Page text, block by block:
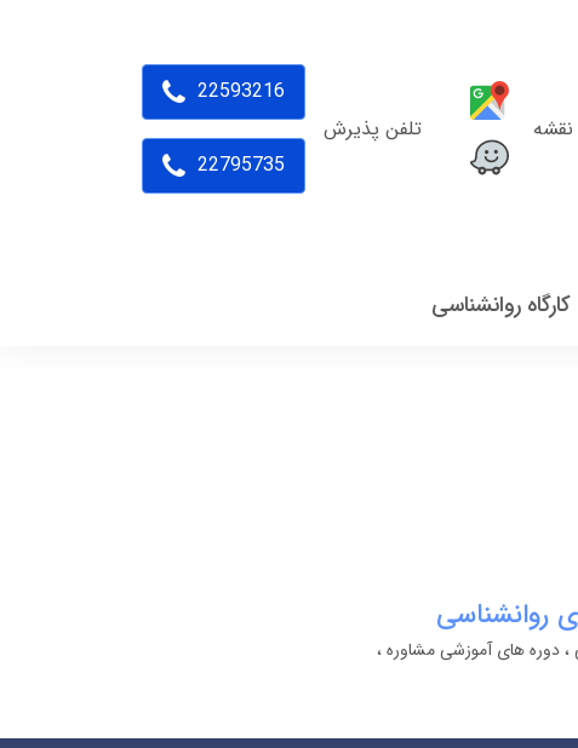
نقشه تلفن پذیرش
22593216
22795735
کارگاه روانشناسی
روانشناسی
، دوره های آموزشی مشاوره ،